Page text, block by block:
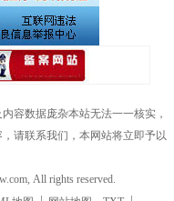
容数据庞杂本站无法一一核实，
请联系我们，本网站将立即予以
All rights reserved.